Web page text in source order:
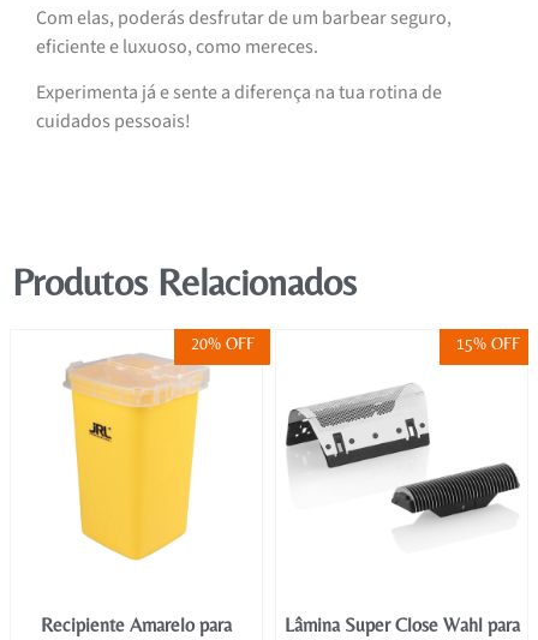
Com elas, poderás desfrutar de um barbear seguro,
eficiente e luxuoso, como mereces.
Experimenta já e sente a diferença na tua rotina de
cuidados pessoais!
Produtos Relacionados
20% OFF
Recipiente Amarelo para
15% OFF
Lâmina Super Close Wahl para